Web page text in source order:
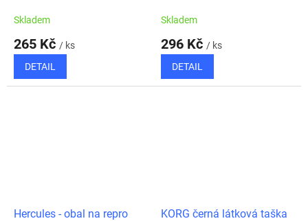
Skladem
265 Kč / ks
DETAIL
Skladem
296 Kč / ks
DETAIL
Hercules - obal na repro
KORG černá látková taška